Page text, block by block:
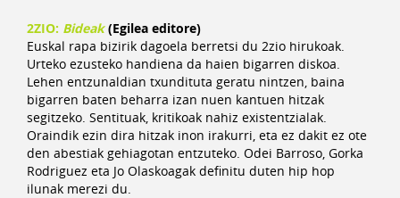
2ZIO: Bideak(Egilea editore)
Euskal rapa bizirik dagoela berretsi du 2zio hirukoak.
Urteko ezusteko handiena da haien bigarren diskoa.
Lehen entzunaldian txundituta geratu nintzen, baina
bigarren baten beharra izan nuen kantuen hitzak
segitzeko. Sentituak, kritikoak nahiz existentzialak.
Oraindik ezin dira hitzak inon irakurri, eta ez dakit ez ote
den abestiak gehiagotan entzuteko. Odei Barroso, Gorka
Rodriguez eta Jo Olaskoagak definitu duten hip hop
ilunak merezi du.